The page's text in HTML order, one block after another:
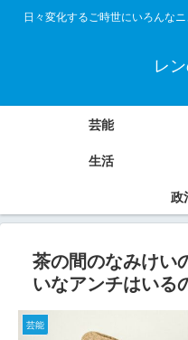
日々変化するご時世にいろんな
レ
芸能
生活
政
茶の間のなみけい
いなアンチはいる
芸能